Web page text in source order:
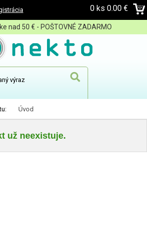
0 ks 0.00 €
nad 50 € - POŠTOVNÉ ZADARMO
Úvod
už neexistuje.